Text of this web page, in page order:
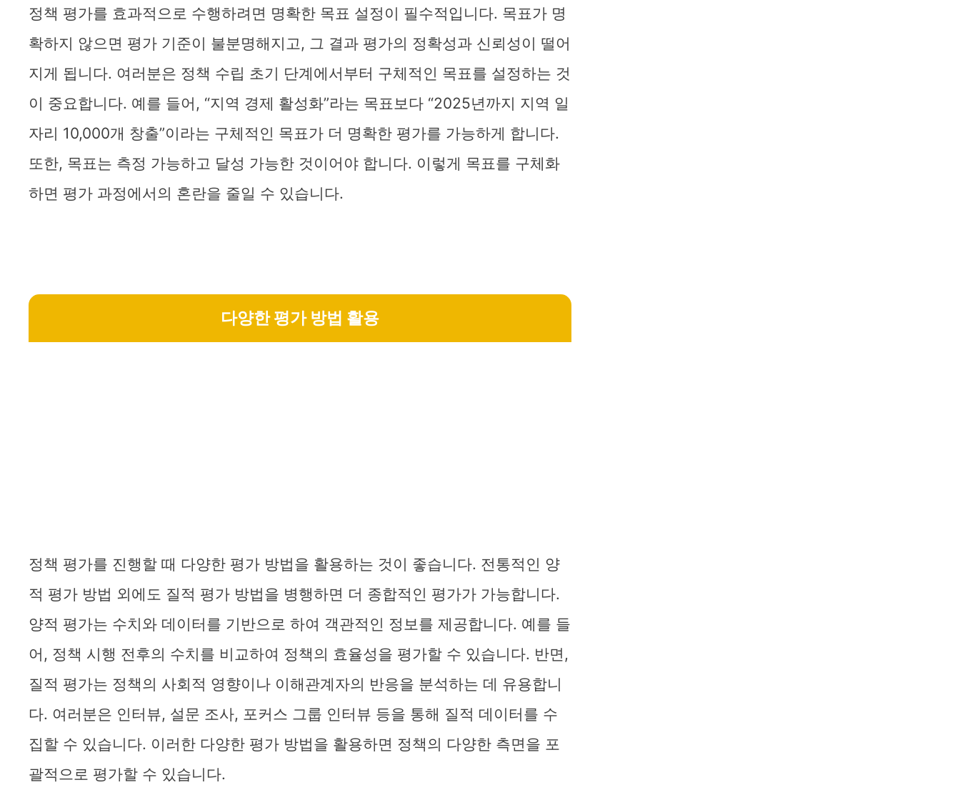
정책 평가를 효과적으로 수행하려면 명확한 목표 설정이 필수적입니다. 목표가 명
확하지 않으면 평가 기준이 불분명해지고, 그 결과 평가의 정확성과 신뢰성이 떨어
지게 됩니다. 여러분은 정책 수립 초기 단계에서부터 구체적인 목표를 설정하는 것
이 중요합니다. 예를 들어, “지역 경제 활성화”라는 목표보다 “2025년까지 지역 일
자리 10,000개 창출”이라는 구체적인 목표가 더 명확한 평가를 가능하게 합니다.
또한, 목표는 측정 가능하고 달성 가능한 것이어야 합니다. 이렇게 목표를 구체화
하면 평가 과정에서의 혼란을 줄일 수 있습니다.
다양한 평가 방법 활용
정책 평가를 진행할 때 다양한 평가 방법을 활용하는 것이 좋습니다. 전통적인 양
적 평가 방법 외에도 질적 평가 방법을 병행하면 더 종합적인 평가가 가능합니다.
양적 평가는 수치와 데이터를 기반으로 하여 객관적인 정보를 제공합니다. 예를 들
어, 정책 시행 전후의 수치를 비교하여 정책의 효율성을 평가할 수 있습니다. 반면,
질적 평가는 정책의 사회적 영향이나 이해관계자의 반응을 분석하는 데 유용합니
다. 여러분은 인터뷰, 설문 조사, 포커스 그룹 인터뷰 등을 통해 질적 데이터를 수
집할 수 있습니다. 이러한 다양한 평가 방법을 활용하면 정책의 다양한 측면을 포
괄적으로 평가할 수 있습니다.